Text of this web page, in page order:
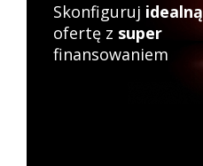
Skonfiguruj idealną
ofertę z super
finansowaniem